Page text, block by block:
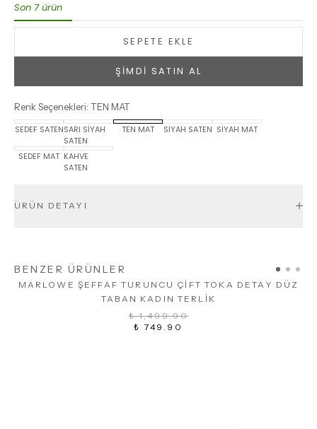
Son 7 ürün
SEPETE EKLE
ŞİMDİ SATIN AL
Renk Seçenekleri: TEN MAT
SEDEF SATENSARI SİYAH
SATEN
TEN MAT SİYAH SATEN SİYAH MAT
SEDEF MAT KAHVE
SATEN
ÜRÜN DETAYI
BENZER ÜRÜNLER
MARLOWE ŞEFFAF TURUNCU ÇİFT TOKA DETAY DÜZ
TABAN KADIN TERLİK
₺ 1,499.90
₺ 749.90